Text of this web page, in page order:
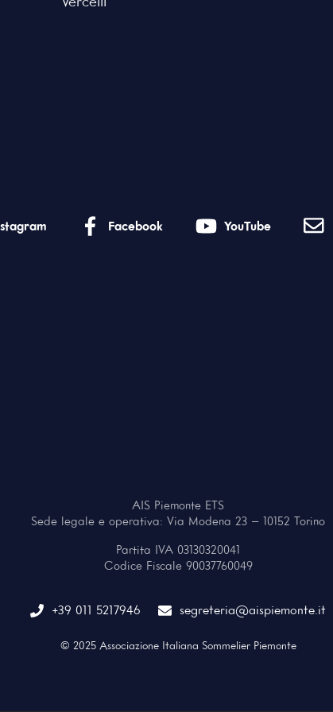
Facebook YouTube
AIS Piemonte ETS
Sede legale e operativa: Via Modena 23 – 10152 Torino
Partita IVA 03130320041
Codice Fiscale 90037760049
+39 011 5217946 segreteria@aispiemonte.it
© 2025 Associazione Italiana Sommelier Piemonte